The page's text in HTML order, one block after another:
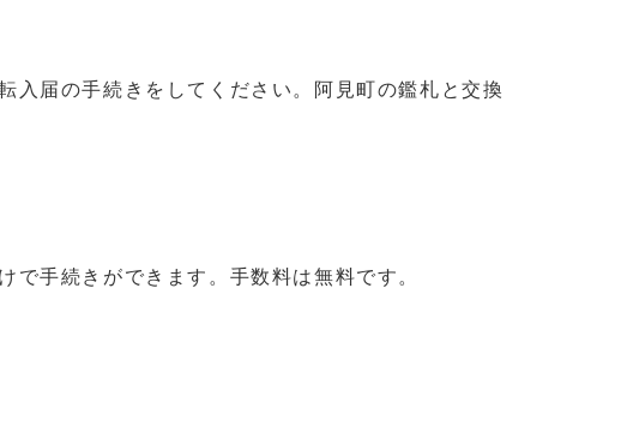
届の手続きをしてください。阿見町の鑑札と交換
手続きができます。手数料は無料です。